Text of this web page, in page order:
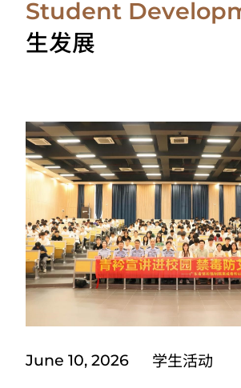
Student
生发展
June 10, 2026 学生活动